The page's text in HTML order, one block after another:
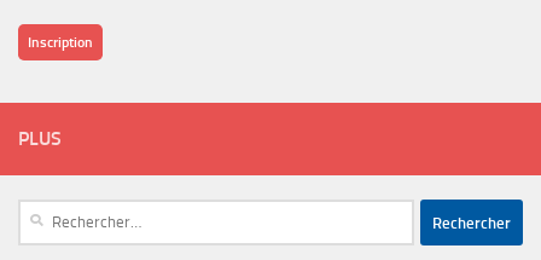
Inscription
PLUS